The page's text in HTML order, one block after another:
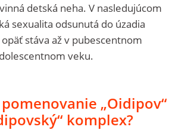
detská neha. V nasledujúcom
sexualita odsunutá do úzadia
stáva až v pubescentnom
veku.
„Oidipov“
komplex?